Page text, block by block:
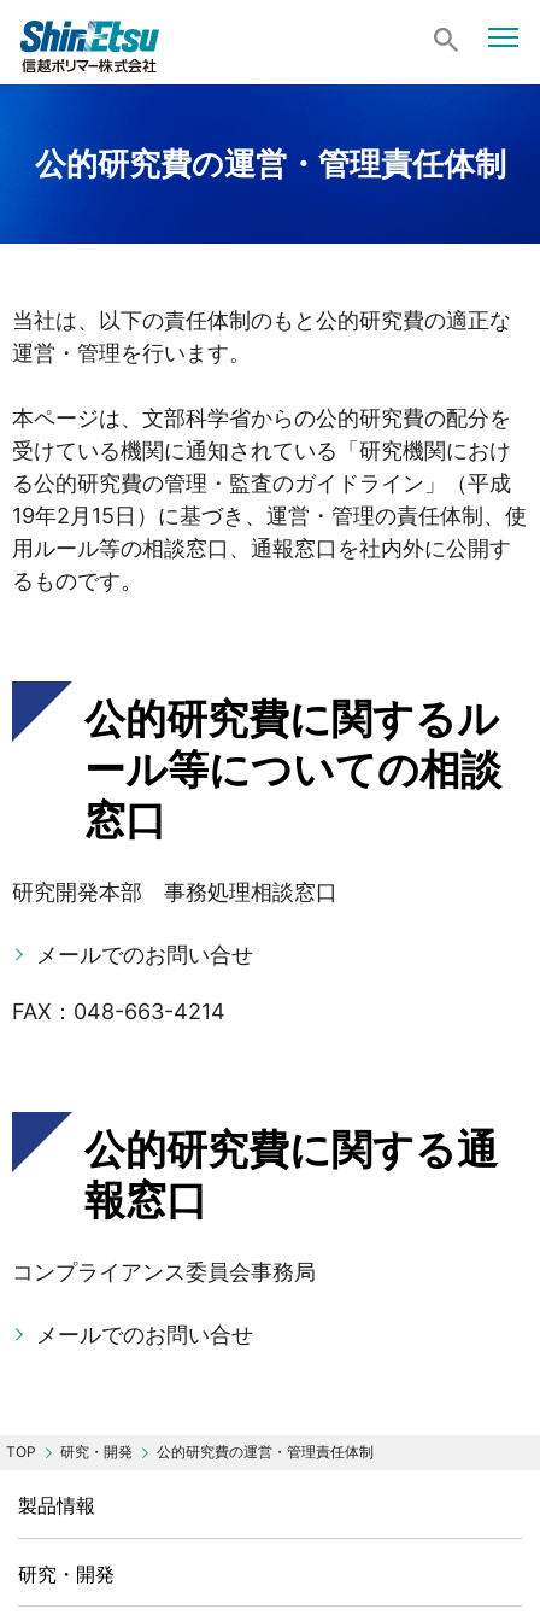
公的研究費の運営・管理責任体制
当社は、以下の責任体制のもと公的研究費の適正な
運営・管理を行います。
本ページは、文部科学省からの公的研究費の配分を
受けている機関に通知されている「研究機関におけ
る公的研究費の管理・監査のガイドライン」（平成
19年2月15日）に基づき、運営・管理の責任体制、使
用ルール等の相談窓口、通報窓口を社内外に公開す
るものです。
公的研究費に関するル
ール等についての相談
窓口
研究開発本部 事務処理相談窓口
メールでのお問い合せ
FAX：048-663-4214
公的研究費に関する通
報窓口
コンプライアンス委員会事務局
メールでのお問い合せ
研究・開発 公的研究費の運営・管理責任体制
製品情報
研究・開発